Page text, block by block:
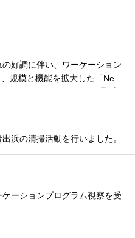
好調に伴い、ワーケーション
規模と機能を拡大した「Nem
、サテライトオフィスの聖地
浜の清掃活動を行いました。
ーションプログラム視察を受